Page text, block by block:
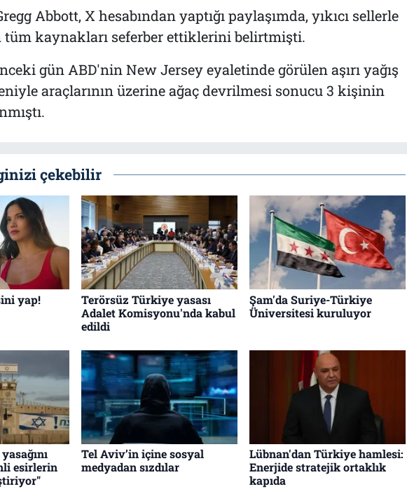
Abbott, X hesabından yaptığı paylaşımda, yıkıcı sellerle
tüm kaynakları seferber ettiklerini belirtmişti.
gün ABD'nin New Jersey eyaletinde görülen aşırı yağış
araçlarının üzerine ağaç devrilmesi sonucu 3 kişinin
çekebilir
yap!
Terörsüz Türkiye yasası
Adalet Komisyonu'nda kabul
edildi
Şam'da Suriye-Türkiye
Üniversitesi kuruluyor
esirlerin
Tel Aviv’in içine sosyal
medyadan sızdılar
Lübnan'dan Türkiye hamlesi:
Enerjide stratejik ortaklık
kapıda